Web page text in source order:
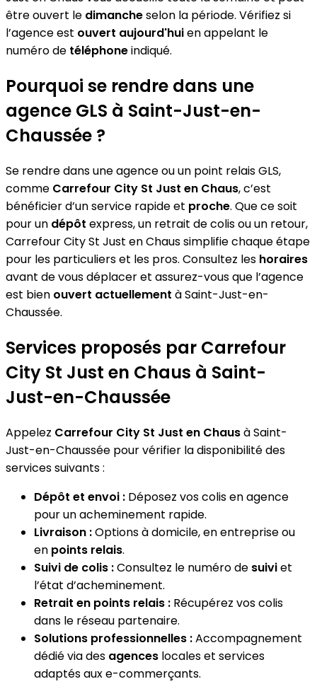
être ouvert le dimancheselon la période. Vérifiez si
l’agence est ouvert aujourd'huien appelant le
numéro de téléphoneindiqué.
Pourquoi se rendre dans une
agence GLS à Saint-Just-en-
Chaussée ?
Se rendre dans une agence ou un point relais GLS,
comme Carrefour City St Just en Chaus, c’est
bénéficier d’un service rapide et proche. Que ce soit
pour un dépôt express, un retrait de colis ou un retour,
Carrefour City St Just en Chaus simplifie chaque étape
pour les particuliers et les pros. Consultez les horaires
avant de vous déplacer et assurez-vous que l’agence
est bien ouvert actuellement à Saint-Just-en-
Chaussée.
Services proposés par Carrefour
City St Just en Chaus à Saint-
Just-en-Chaussée
Appelez Carrefour City St Just en Chausà Saint-
Just-en-Chaussée pour vérifier la disponibilité des
services suivants :
Dépôt et envoi : Déposez vos colis en agence
pour un acheminement rapide.
Livraison :Options à domicile, en entreprise ou
en points relais.
Suivi de colis :Consultez le numéro de suiviet
l’état d’acheminement.
Retrait en points relais : Récupérez vos colis
dans le réseau partenaire.
Solutions professionnelles :Accompagnement
dédié via des agences locales et services
adaptés aux e-commerçants.